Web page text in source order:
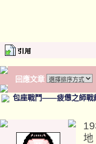
回應文章
包座戰鬥——疲憊之師戰
地